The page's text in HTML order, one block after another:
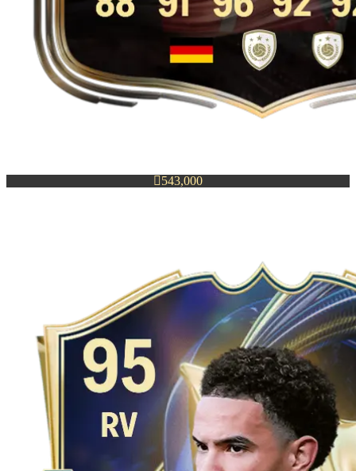
543,000